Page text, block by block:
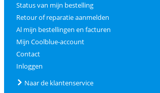
Status van mijn bestelling
Retour of reparatie aanmelden
Al mijn bestellingen en facturen
Mijn Coolblue-account
Contact
Inloggen
Naar de klantenservice